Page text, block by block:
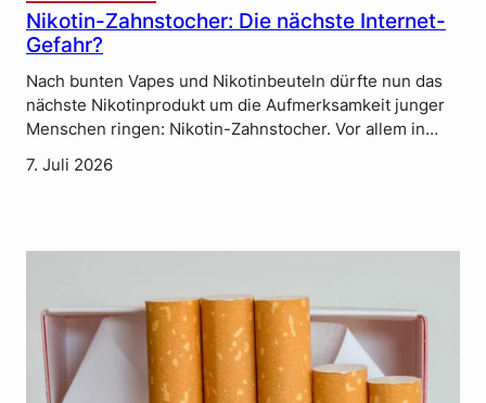
Nikotin-Zahnstocher: Die nächste Internet-
Gefahr?
Nach bunten Vapes und Nikotinbeuteln dürfte nun das
nächste Nikotinprodukt um die Aufmerksamkeit junger
Menschen ringen: Nikotin-Zahnstocher. Vor allem in…
7. Juli 2026